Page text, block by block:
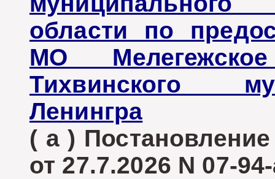
области по
МО
Тихвинского
Ленингра
( а )
от 27.7.2026 N 07-